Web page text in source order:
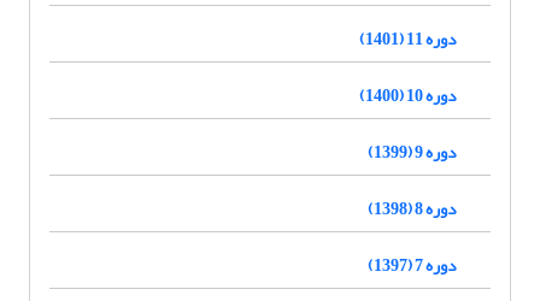
دوره 11 (1401)
دوره 10 (1400)
دوره 9 (1399)
دوره 8 (1398)
دوره 7 (1397)